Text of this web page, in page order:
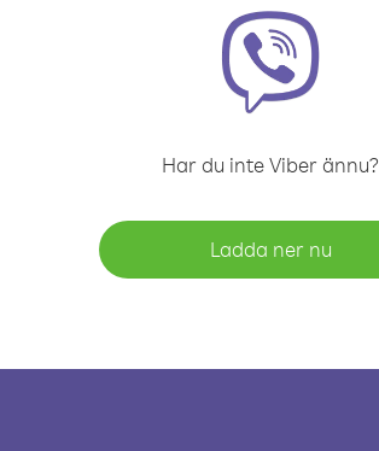
Har du inte Viber ännu?
Ladda ner nu